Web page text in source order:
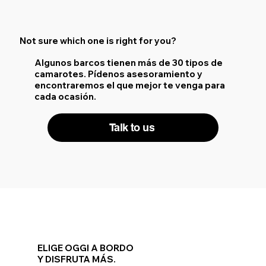
Not sure which one is right for you?
Algunos barcos tienen más de 30 tipos de
camarotes. Pídenos asesoramiento y
encontraremos el que mejor te venga para
cada ocasión.
Talk to us
ELIGE OGGI A BORDO
Y DISFRUTA MÁS.